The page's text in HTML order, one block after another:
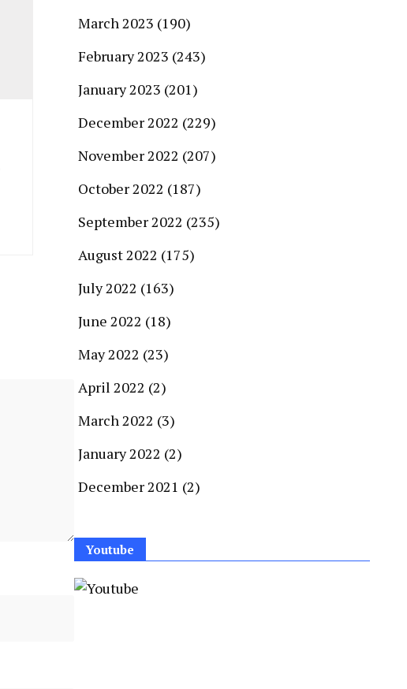
March 2023 (190)
February 2023 (243)
January 2023 (201)
December 2022 (229)
November 2022 (207)
October 2022 (187)
September 2022 (235)
August 2022 (175)
July 2022 (163)
June 2022 (18)
May 2022 (23)
April 2022 (2)
March 2022 (3)
January 2022 (2)
December 2021 (2)
Youtube